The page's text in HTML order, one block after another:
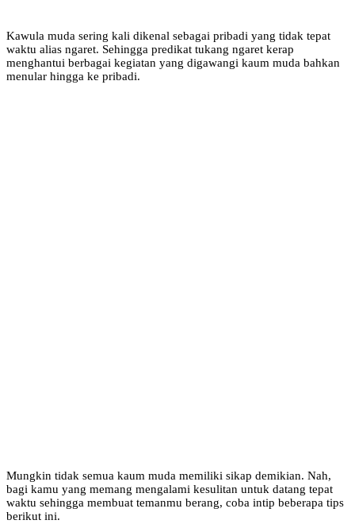
Kawula muda sering kali dikenal sebagai pribadi yang tidak tepat
waktu alias ngaret. Sehingga predikat tukang ngaret kerap
menghantui berbagai kegiatan yang digawangi kaum muda bahkan
menular hingga ke pribadi.
Mungkin tidak semua kaum muda memiliki sikap demikian. Nah,
bagi kamu yang memang mengalami kesulitan untuk datang tepat
waktu sehingga membuat temanmu berang, coba intip beberapa tips
berikut ini.